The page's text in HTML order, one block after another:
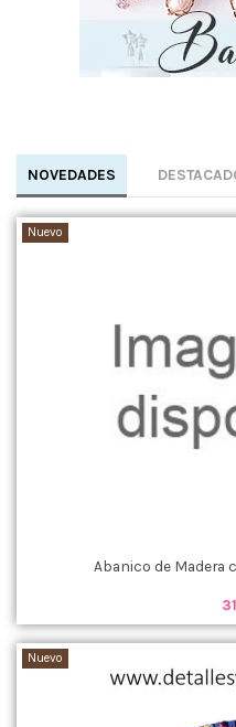
NOVEDADES
Nuevo
Abanico de Madera
Nuevo